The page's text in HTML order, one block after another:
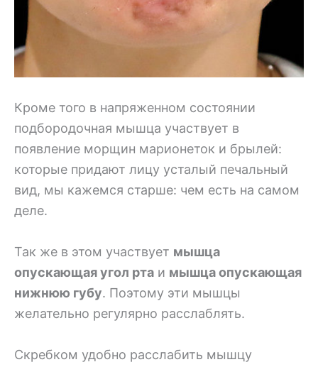
Кроме того в напряженном состоянии
подбородочная мышца участвует в
появление морщин марионеток и брылей:
которые придают лицу усталый печальный
вид, мы кажемся старше: чем есть на самом
деле.
Так же в этом участвует мышца
опускающая угол рта и мышца опускающая
нижнюю губу. Поэтому эти мышцы
желательно регулярно расслаблять.
Скребком удобно расслабить мышцу